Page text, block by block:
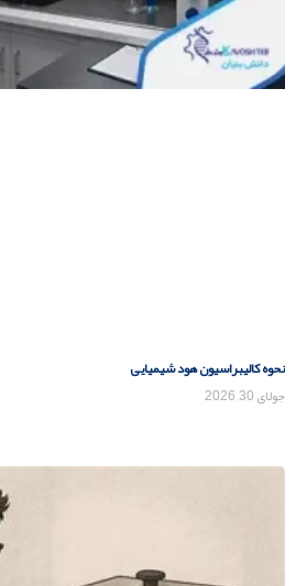
نحوه کالیبراسیون هود شیمیایی
جولای 30, 2026